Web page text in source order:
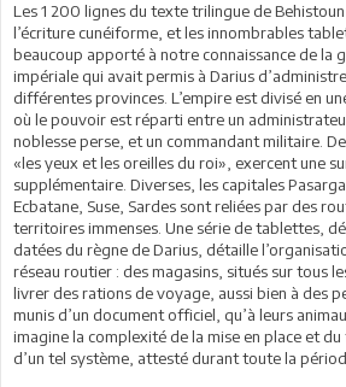
Les 1 200 lignes du texte trilingue de
l’écriture cunéiforme, et les innombrables
beaucoup apporté à notre connaissance de la
impériale qui avait permis à Darius
différentes provinces. L’empire est divisé en
où le pouvoir est réparti entre un
noblesse perse, et un commandant militaire.
«les yeux et les oreilles du roi», exercent une
supplémentaire. Diverses, les capitales
Ecbatane, Suse, Sardes sont reliées par des
territoires immenses. Une série de tablettes,
datées du règne de Darius, détaille
réseau routier : des magasins, situés sur tous
livrer des rations de voyage, aussi bien à des
munis d’un document officiel, qu’à leurs
imagine la complexité de la mise en place et
d’un tel système, attesté durant toute la